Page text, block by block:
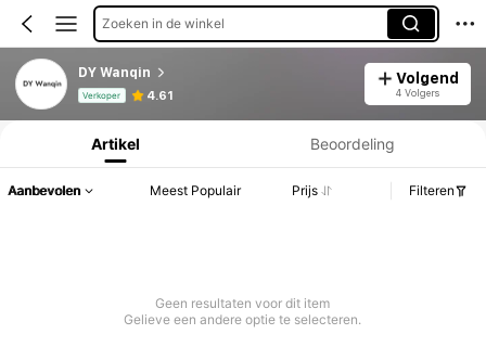
Zoeken in de winkel
DY Wanqin
Verkoper 4.61
Volgend
4 Volgers
Productinformatie: Prijsopenbaring, Verkoop- en Voorraadgegevens.
Artikel Beoordeling
Aanbevolen Meest Populair Prijs Filteren
Geen resultaten voor dit item
Gelieve een andere optie te selecteren.